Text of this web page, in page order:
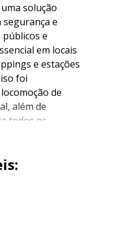
solução
e
públicos e
em locais
e estações
foi
de
além de
todos os
essas texturas
os usuários
adicionalmente,
é um diferencial